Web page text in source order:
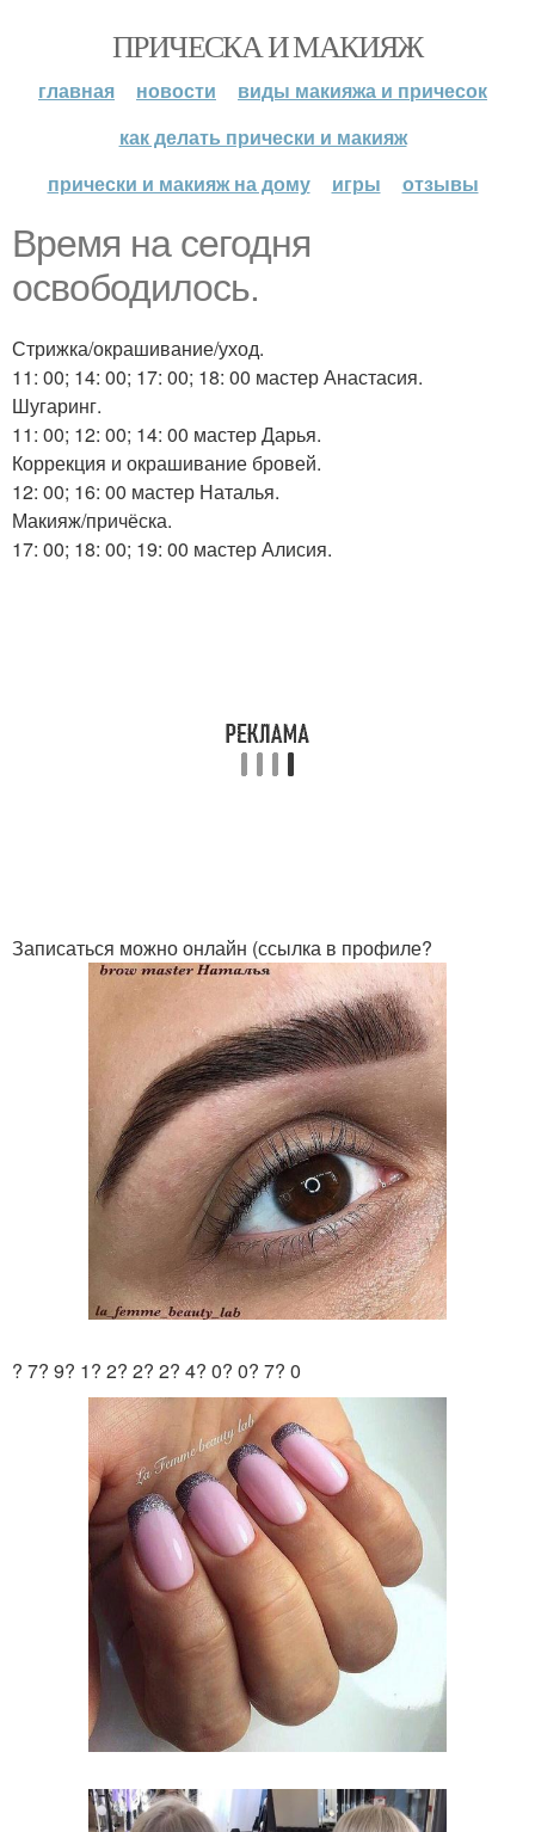
ПРИЧЕСКА И МАКИЯЖ
главная новости
виды макияжа и причесок
как делать прически и макияж
прически и макияж на дому
игры отзывы
Время на сегодня
освободилось.
Стрижка/окрашивание/уход.
11: 00; 14: 00; 17: 00; 18: 00 мастер Анастасия.
Шугаринг.
11: 00; 12: 00; 14: 00 мастер Дарья.
Коррекция и окрашивание бровей.
12: 00; 16: 00 мастер Наталья.
Макияж/причёска.
17: 00; 18: 00; 19: 00 мастер Алисия.
Записаться можно онлайн (ссылка в профиле?
? 7? 9? 1? 2? 2? 2? 4? 0? 0? 7? 0